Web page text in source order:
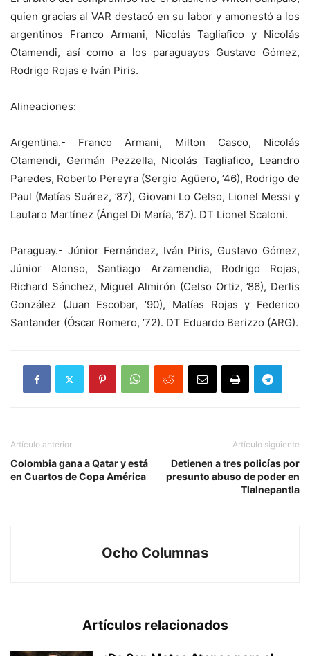
quien gracias al VAR destacó en su labor y amonestó a los
argentinos Franco Armani, Nicolás Tagliafico y Nicolás
Otamendi, así como a los paraguayos Gustavo Gómez,
Rodrigo Rojas e Iván Piris.
Alineaciones:
Argentina.- Franco Armani, Milton Casco, Nicolás
Otamendi, Germán Pezzella, Nicolás Tagliafico, Leandro
Paredes, Roberto Pereyra (Sergio Agüero, ’46), Rodrigo de
Paul (Matías Suárez, ’87), Giovani Lo Celso, Lionel Messi y
Lautaro Martínez (Ángel Di María, ’67). DT Lionel Scaloni.
Paraguay.- Júnior Fernández, Iván Piris, Gustavo Gómez,
Júnior Alonso, Santiago Arzamendia, Rodrigo Rojas,
Richard Sánchez, Miguel Almirón (Celso Ortiz, ’86), Derlis
González (Juan Escobar, ’90), Matías Rojas y Federico
Santander (Óscar Romero, ’72). DT Eduardo Berizzo (ARG).
Artículo anterior
Colombia gana a Qatar y está
en Cuartos de Copa América
Artículo siguiente
Detienen a tres policías por
presunto abuso de poder en
Tlalnepantla
Ocho Columnas
Artículos relacionados